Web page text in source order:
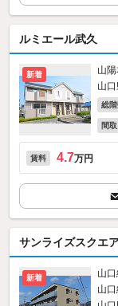
ルミエール武久
新着
山
山
総
間取
賃料 4.7万円
サンライズスクエ
新着
山
山